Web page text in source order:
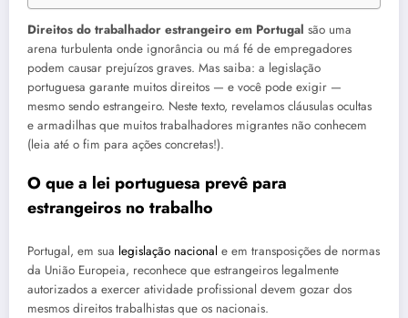
Direitos do trabalhador estrangeiro em Portugal são uma
arena turbulenta onde ignorância ou má fé de empregadores
podem causar prejuízos graves. Mas saiba: a legislação
portuguesa garante muitos direitos — e você pode exigir —
mesmo sendo estrangeiro. Neste texto, revelamos cláusulas ocultas
e armadilhas que muitos trabalhadores migrantes não conhecem
(leia até o fim para ações concretas!).
O que a lei portuguesa prevê para
estrangeiros no trabalho
Portugal, em sua legislação nacional e em transposições de normas
da União Europeia, reconhece que estrangeiros legalmente
autorizados a exercer atividade profissional devem gozar dos
mesmos direitos trabalhistas que os nacionais.